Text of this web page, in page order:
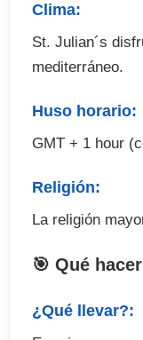
Clima:
St. Julian´s
mediterráneo.
Huso horario:
GMT + 1 hour
Religión:
La religión
🎯 Qué hacer
¿Qué llevar?: